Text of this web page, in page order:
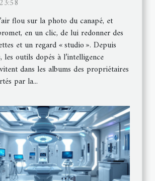
flou sur la photo du canapé, et
en un clic, de lui redonner des
et un regard « studio ». Depuis
les outils dopés à l’intelligence
dans les albums des propriétaires
par la...